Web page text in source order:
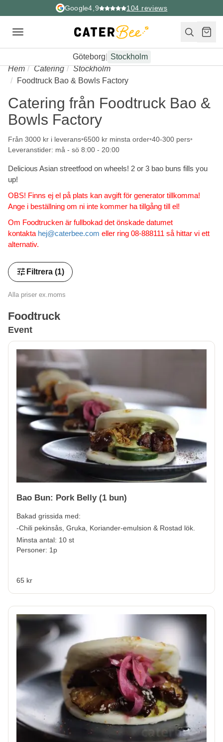
Google4,9 104 reviews
Toggle
Göteborg
Stockholm
Hem
Catering
Stockholm
Foodtruck Bao & Bowls Factory
Catering från Foodtruck Bao &
Bowls Factory
Från 3000 kr i leverans 6500 kr minsta order 40-300 pers
Leveranstider: må - sö 8:00 - 20:00
Delicious Asian streetfood on wheels! 2 or 3 bao buns fills you
up!
OBS! Finns ej el på plats kan avgift för generator tillkomma!
Ange i beställning om ni inte kommer ha tillgång till el!
Om Foodtrucken är fullbokad det önskade datumet
kontakta hej@caterbee.com eller ring 08-888111 så hittar vi ett
alternativ.
tune Filtrera (1)
Alla priser ex.moms
Foodtruck
Event
Bao Bun: Pork Belly (1 bun)
Bakad grissida med:
-Chili pekinsås, Gruka, Koriander-emulsion & Rostad lök.
Minsta antal: 10 st
Personer: 1p
65 kr